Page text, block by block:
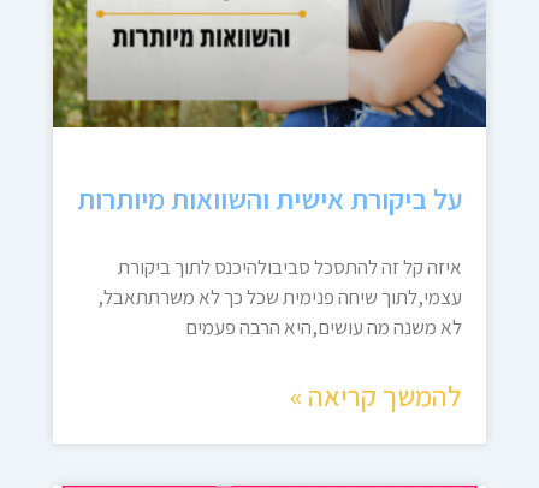
על ביקורת אישית והשוואות מיותרות
איזה קל זה להתסכל סביבולהיכנס לתוך ביקורת
עצמי,לתוך שיחה פנימית שכל כך לא משרתתאבל,
לא משנה מה עושים,היא הרבה פעמים
להמשך קריאה »